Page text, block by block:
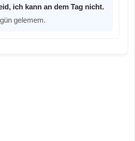
ich kann an dem Tag nicht.
gelemem.